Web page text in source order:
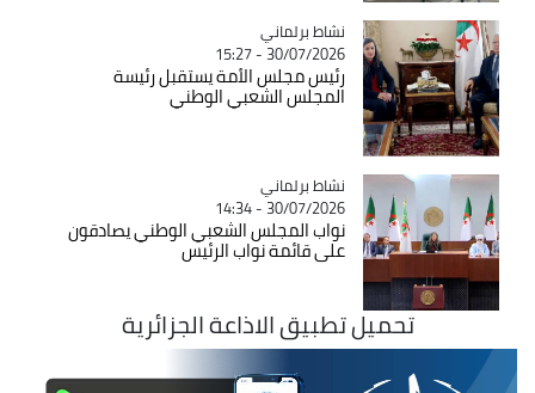
Catégorie
نشاط برلماني
30/07/2026 - 15:27
رئيس مجلس الأمة يستقبل رئيسة
المجلس الشعبي الوطني
Catégorie
نشاط برلماني
30/07/2026 - 14:34
نواب المجلس الشعبي الوطني يصادقون
على قائمة نواب الرئيس
تحميل تطبيق الاذاعة الجزائرية